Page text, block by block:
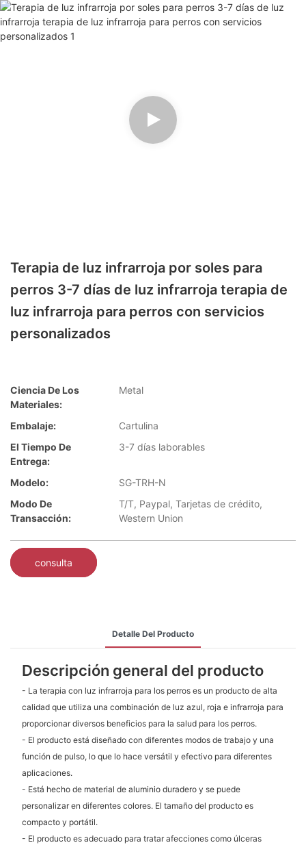
Terapia de luz infrarroja por soles para
perros 3-7 días de luz infrarroja terapia de
luz infrarroja para perros con servicios
personalizados
Ciencia De Los
Materiales:
Metal
Embalaje:
Cartulina
El Tiempo De
Entrega:
3-7 días laborables
Modelo:
SG-TRH-N
Modo De
Transacción:
T/T, Paypal, Tarjetas de crédito,
Western Union
consulta
Detalle Del Producto
Descripción general del producto
- La terapia con luz infrarroja para los perros es un producto de alta
calidad que utiliza una combinación de luz azul, roja e infrarroja para
proporcionar diversos beneficios para la salud para los perros.
- El producto está diseñado con diferentes modos de trabajo y una
función de pulso, lo que lo hace versátil y efectivo para diferentes
aplicaciones.
- Está hecho de material de aluminio duradero y se puede
personalizar en diferentes colores. El tamaño del producto es
compacto y portátil.
- El producto es adecuado para tratar afecciones como úlceras